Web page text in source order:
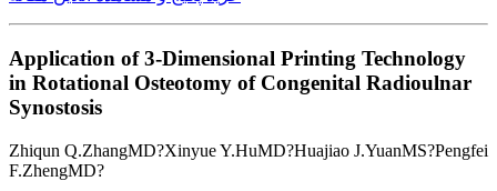
Application of 3-Dimensional Printing Technology
in Rotational Osteotomy of Congenital Radioulnar
Synostosis
Zhiqun Q.ZhangMD?Xinyue Y.HuMD?Huajiao J.YuanMS?Pengfei
F.ZhengMD?